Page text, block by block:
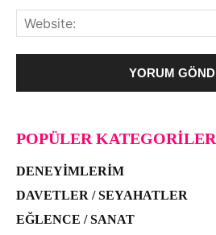
POPÜLER KATEGORILER
DENEYIMLERIM
DAVETLER / SEYAHATLER
EĞLENCE / SANAT